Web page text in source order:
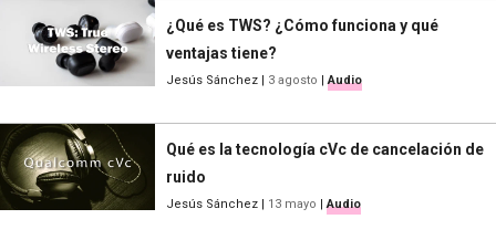
¿Qué es TWS? ¿Cómo funciona y qué
ventajas tiene?
Jesús Sánchez | 3 agosto | Audio
Qué es la tecnología cVc de cancelación de
ruido
Jesús Sánchez | 13 mayo | Audio